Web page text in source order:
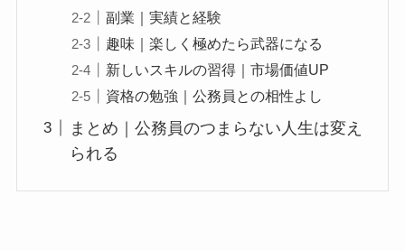
副業｜実績と経験
趣味｜楽しく極めたら武器になる
新しいスキルの習得｜市場価値UP
資格の勉強｜公務員との相性よし
まとめ｜公務員のつまらない人生は変え
られる